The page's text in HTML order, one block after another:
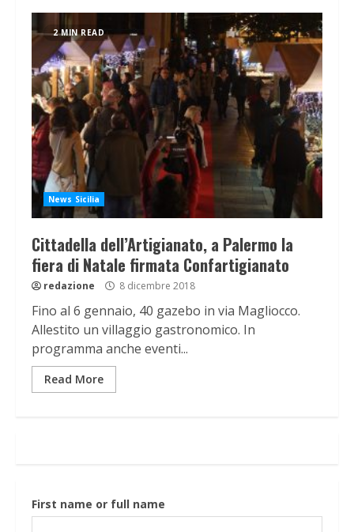
2 MIN READ
News Sicilia
Cittadella dell’Artigianato, a Palermo la
fiera di Natale firmata Confartigianato
redazione 8 dicembre 2018
Fino al 6 gennaio, 40 gazebo in via Magliocco.
Allestito un villaggio gastronomico. In
programma anche eventi...
Read More
First name or full name